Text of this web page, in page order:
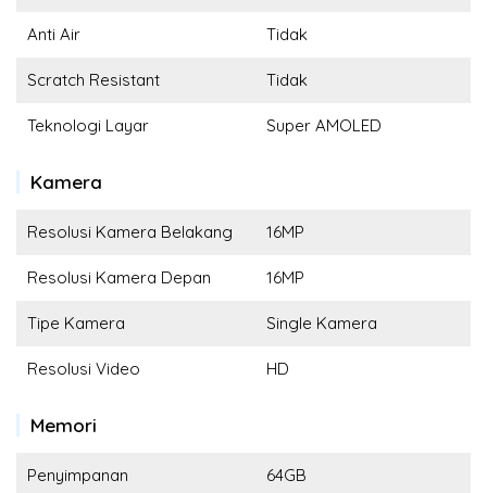
Anti Air Tidak
Scratch Resistant Tidak
Teknologi Layar Super AMOLED
Kamera
Resolusi Kamera Belakang 16MP
Resolusi Kamera Depan 16MP
Tipe Kamera Single Kamera
Resolusi Video HD
Memori
Penyimpanan 64GB